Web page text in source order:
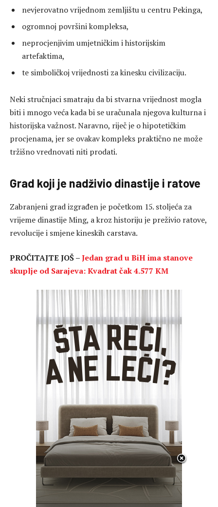
nevjerovatno vrijednom zemljištu u centru Pekinga,
ogromnoj površini kompleksa,
neprocjenjivim umjetničkim i historijskim
artefaktima,
te simboličkoj vrijednosti za kinesku civilizaciju.
Neki stručnjaci smatraju da bi stvarna vrijednost mogla
biti i mnogo veća kada bi se uračunala njegova kulturna i
historijska važnost. Naravno, riječ je o hipotetičkim
procjenama, jer se ovakav kompleks praktično ne može
tržišno vrednovati niti prodati.
Grad koji je nadživio dinastije i ratove
Zabranjeni grad izgrađen je početkom 15. stoljeća za
vrijeme dinastije Ming, a kroz historiju je preživio ratove,
revolucije i smjene kineskih carstava.
PROČITAJTE JOŠ –Jedan grad u BiH ima stanove
skuplje od Sarajeva: Kvadrat čak 4.577 KM